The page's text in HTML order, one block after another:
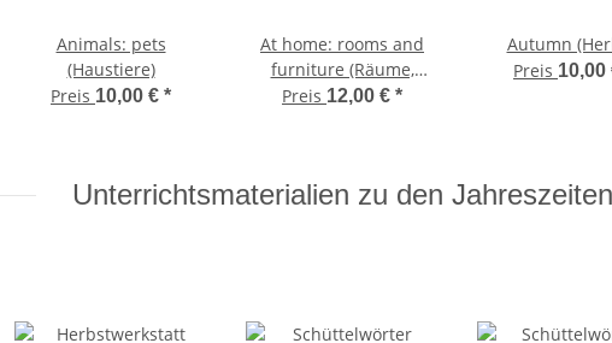
Animals: pets
(Haustiere)
Preis 10,00 € *
At home: rooms and
furniture (Räume,
Möbel)
Preis 12,00 € *
Autumn
Preis 10,00
Unterrichtsmaterialien zu den Jahreszeiten